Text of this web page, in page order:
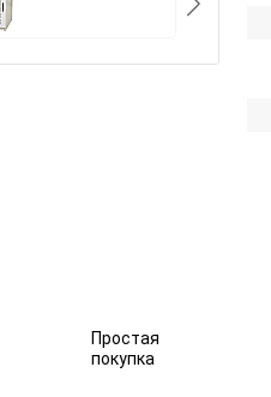
Простая
покупка